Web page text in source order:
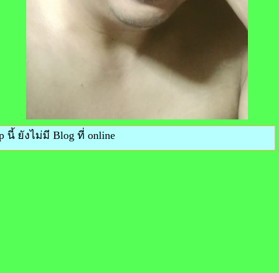
นี้ ยังไม่มี Blog ที่ online